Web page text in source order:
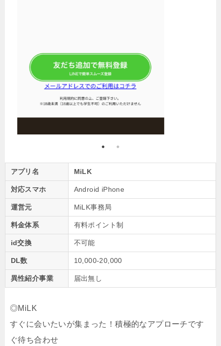
アプリ名 MiLK
対応スマホ Android iPhone
運営元 MiLK事務局
料金体系 有料ポイント制
id交換 不可能
DL数 10,000-20,000
異性紹介事業 届出無し
◎MiLK
すぐに会いたいが集まった！積極的なアプローチです
ぐ待ち合わせ